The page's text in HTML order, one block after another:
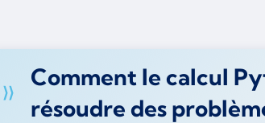
Comment le calcul
résoudre des